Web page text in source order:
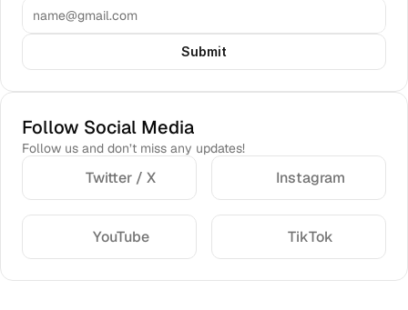
Submit
Follow Social Media
Follow us and don’t miss any updates!
Twitter / X Instagram
YouTube TikTok